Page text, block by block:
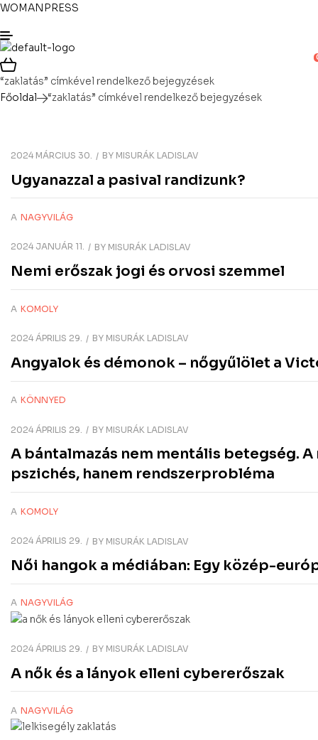
WOMANPRESS
“zaklatás” címkével rendelkező bejegyzések
Főoldal
“zaklatás” címkével rendelkező bejegyzések
2024 MÁRCIUS 30. BY MISURÁK LADISLAV
Ugyanazzal a pasival randizunk?
A NAGYVILÁG
2024 JANUÁR 11. BY MISURÁK LADISLAV
Nemi erőszak jogi és orvosi szemmel
A KOMOLY
2024 ÁPRILIS 29. BY MISURÁK LADISLAV
Angyalok és démonok – nőgyűlölet a
A KÖNNYED
2024 ÁPRILIS 29. BY MISURÁK LADISLAV
A bántalmazás nem mentális betegség.
pszichés, hanem rendszerprobléma
A KOMOLY
2024 ÁPRILIS 29. BY MISURÁK LADISLAV
Női hangok a médiában: Egy közép-
A NAGYVILÁG
2024 ÁPRILIS 29. BY MISURÁK LADISLAV
A nők és a lányok elleni cybererőszak
A NAGYVILÁG